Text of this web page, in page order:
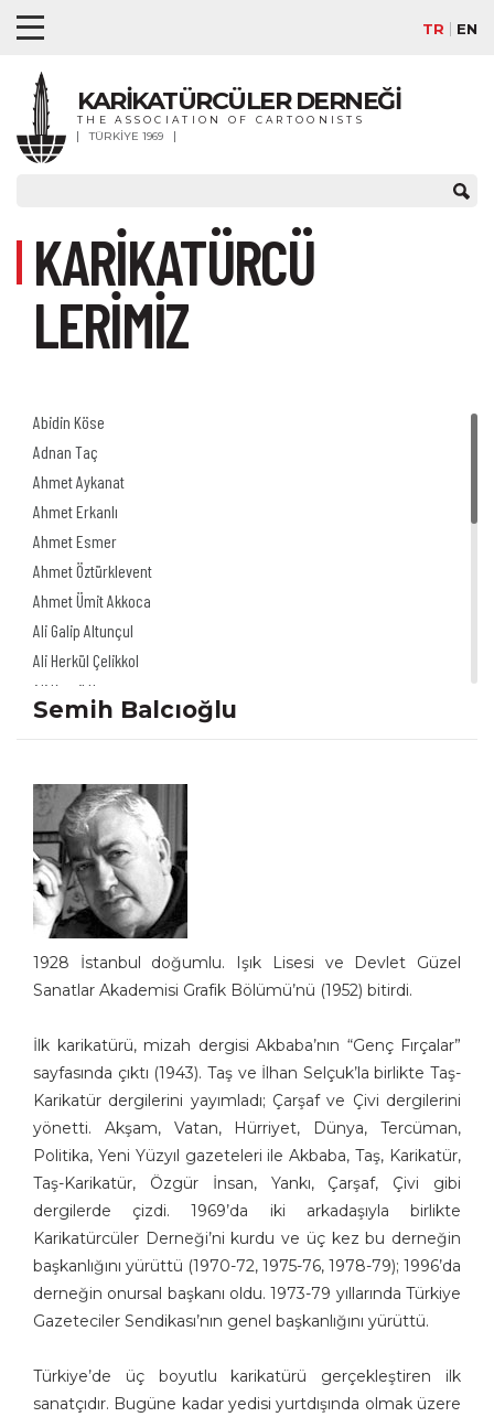
TR EN
KARİKATÜRCÜLER DERNEĞİ
THE ASSOCIATION OF CARTOONISTS
TÜRKİYE 1969
KARİKATÜRCÜ
LERİMİZ
Abidin Köse
Adnan Taç
Ahmet Aykanat
Ahmet Erkanlı
Ahmet Esmer
Ahmet Öztürklevent
Ahmet Ümit Akkoca
Ali Galip Altunçul
Ali Herkül Çelikkol
Ali Kamil Uzun
Ali Şur
Alinur Uğurpakkan
Alp Tamer Ulukılıç
Akdağ Saydut
Akın Önder
Altan Erbulak
Altan Özeskici
Anıl İnan
Asaf Koçak
Atay SÖZER
Atila Özer
Attila Peken
Ayhan Kiraz
Ayşe Işın
Ayten Köse
Aziz Yavuzdoğan
Bedri Koraman
Behiç Ak
Behiç Yalçın Ayrancıoğlu
Bilal Akay
Birol Çün
Semih Balcıoğlu
1928 İstanbul doğumlu. Işık Lisesi ve Devlet Güzel
Sanatlar Akademisi Grafik Bölümü’nü (1952) bitirdi.
İlk karikatürü, mizah dergisi Akbaba’nın “Genç Fırçalar”
sayfasında çıktı (1943). Taş ve İlhan Selçuk’la birlikte Taş-
Karikatür dergilerini yayımladı; Çarşaf ve Çivi dergilerini
yönetti. Akşam, Vatan, Hürriyet, Dünya, Tercüman,
Politika, Yeni Yüzyıl gazeteleri ile Akbaba, Taş, Karikatür,
Taş-Karikatür, Özgür İnsan, Yankı, Çarşaf, Çivi gibi
dergilerde çizdi. 1969’da iki arkadaşıyla birlikte
Karikatürcüler Derneği’ni kurdu ve üç kez bu derneğin
başkanlığını yürüttü (1970-72, 1975-76, 1978-79); 1996’da
derneğin onursal başkanı oldu. 1973-79 yıllarında Türkiye
Gazeteciler Sendikası’nın genel başkanlığını yürüttü.
Türkiye’de üç boyutlu karikatürü gerçekleştiren ilk
sanatçıdır. Bugüne kadar yedisi yurtdışında olmak üzere